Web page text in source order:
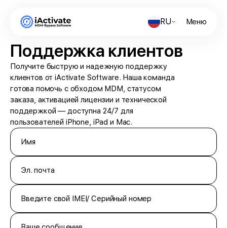
RU Меню
Поддержка клиентов
Получите быструю и надежную поддержку
клиентов от iActivate Software. Наша команда
готова помочь с обходом MDM, статусом
заказа, активацией лицензии и технической
поддержкой — доступна 24/7 для
пользователей iPhone, iPad и Mac.